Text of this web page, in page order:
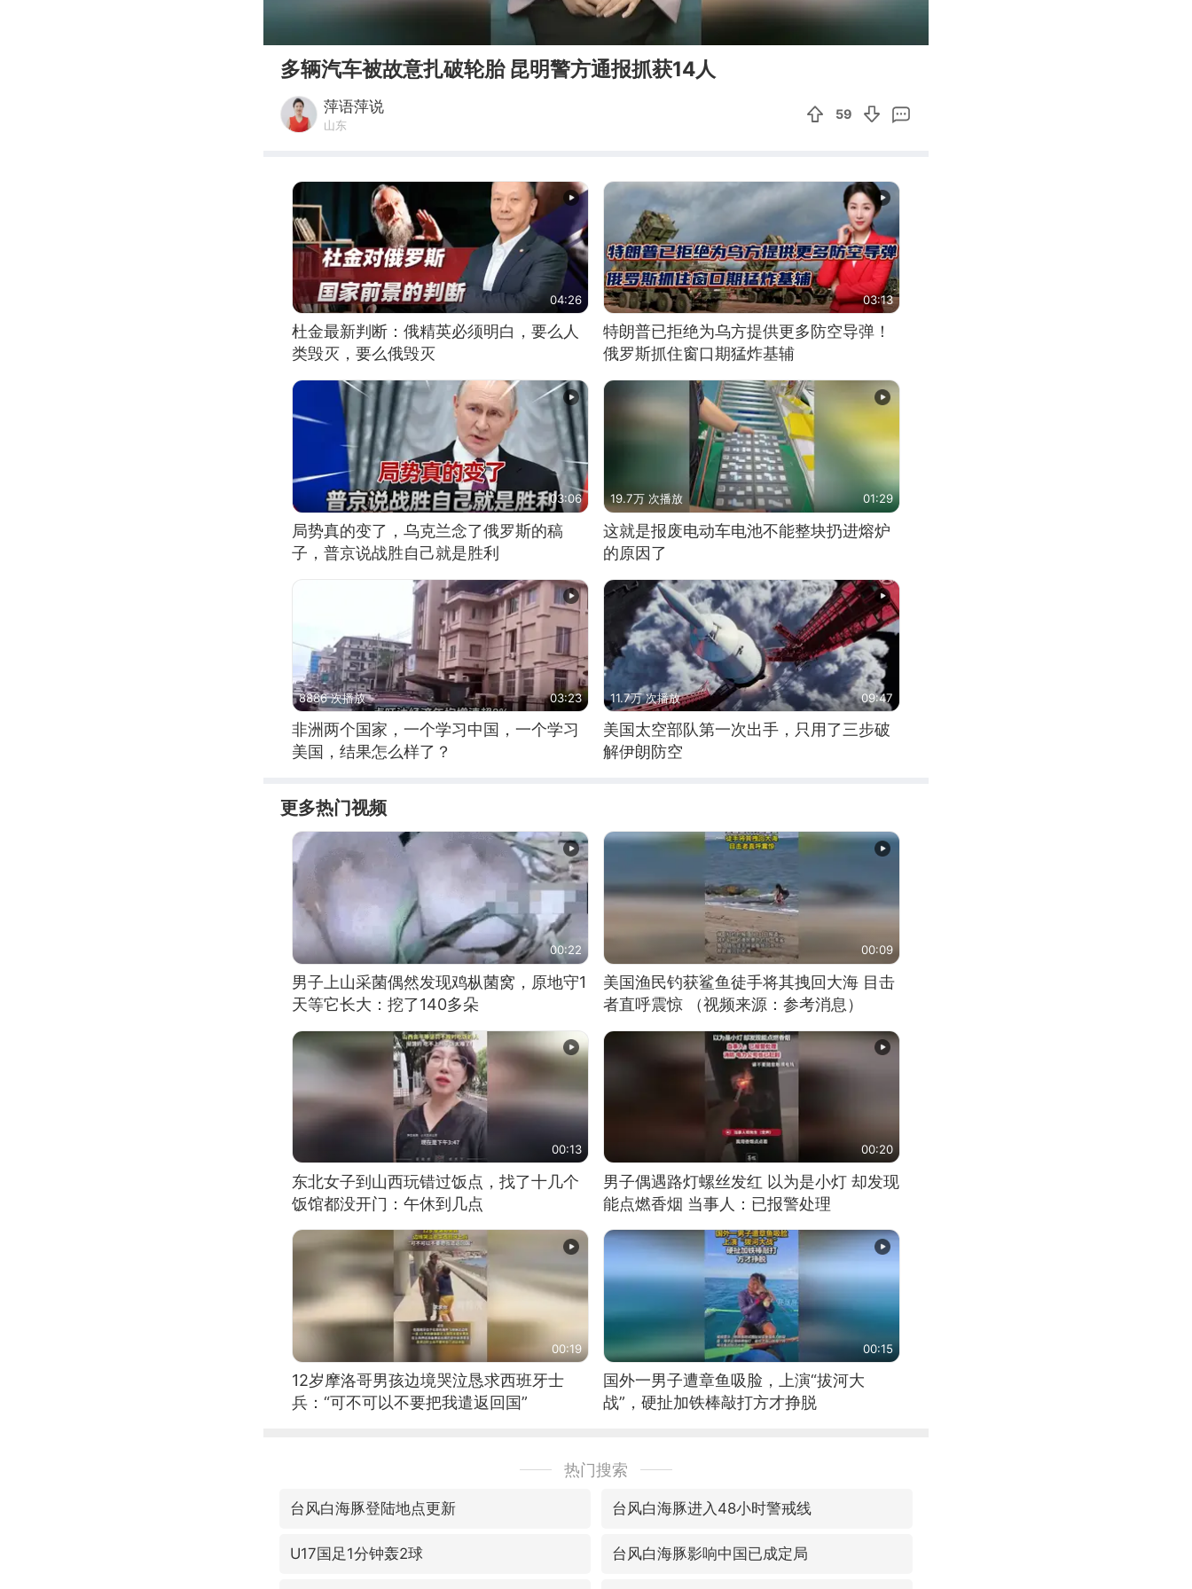
多辆汽车被故意扎破轮胎 昆明警方通报抓获14人
萍语萍说
山东
59
04:26
杜金最新判断：俄精英必须明白，要么人
类毁灭，要么俄毁灭
03:13
特朗普已拒绝为乌方提供更多防空导弹！
俄罗斯抓住窗口期猛炸基辅
03:06
局势真的变了，乌克兰念了俄罗斯的稿
子，普京说战胜自己就是胜利
19.7万 次播放 01:29
这就是报废电动车电池不能整块扔进熔炉
的原因了
8886 次播放 03:23
非洲两个国家，一个学习中国，一个学习
美国，结果怎么样了？
11.7万 次播放 09:47
美国太空部队第一次出手，只用了三步破
解伊朗防空
更多热门视频
00:22
男子上山采菌偶然发现鸡枞菌窝，原地守1
天等它长大：挖了140多朵
00:09
美国渔民钓获鲨鱼徒手将其拽回大海 目击
者直呼震惊 （视频来源：参考消息）
00:13
东北女子到山西玩错过饭点，找了十几个
饭馆都没开门：午休到几点
00:20
男子偶遇路灯螺丝发红 以为是小灯 却发现
能点燃香烟 当事人：已报警处理
00:19
12岁摩洛哥男孩边境哭泣恳求西班牙士
兵：“可不可以不要把我遣返回国”
00:15
国外一男子遭章鱼吸脸，上演“拔河大
战”，硬扯加铁棒敲打方才挣脱
热门搜索
台风白海豚登陆地点更新 台风白海豚进入48小时警戒线
U17国足1分钟轰2球 台风白海豚影响中国已成定局